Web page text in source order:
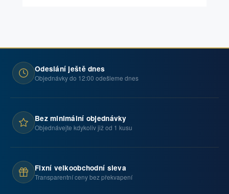
Odeslání ještě dnes
Objednávky do 12:00 odešleme dnes
Bez minimální objednávky
Objednávejte kdykoliv již od 1 kusu
Fixní velkoobchodní sleva
Transparentní ceny bez překvapení